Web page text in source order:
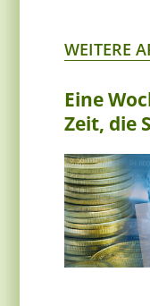
WEITERE
Eine
Zeit, die